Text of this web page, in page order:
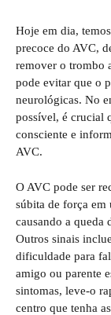
Hoje em dia,
precoce do AVC,
remover o trombo
pode evitar que o
neurológicas. No
possível, é crucial
consciente e
AVC.
O AVC pode ser
súbita de força
causando a queda
Outros sinais
dificuldade para
amigo ou parente
sintomas, leve-o
centro que tenha